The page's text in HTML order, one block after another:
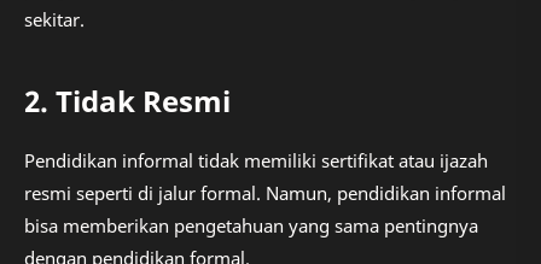
sekitar.
2. Tidak Resmi
Pendidikan informal tidak memiliki sertifikat atau ijazah
resmi seperti di jalur formal. Namun, pendidikan informal
bisa memberikan pengetahuan yang sama pentingnya
dengan pendidikan formal.